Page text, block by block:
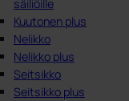
säiliöille
Kuutonen plus
Nelikko
Nelikko plus
Seitsikko
Seitsikko plus